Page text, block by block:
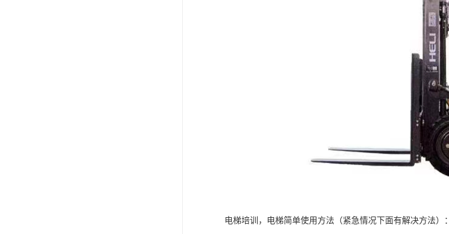
电梯培训，电梯简单使用方法（紧急情况下面有解决方法）：